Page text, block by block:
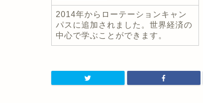
2014年からローテーションキャン
パスに追加されました。世界経済の
中心で学ぶことができます。